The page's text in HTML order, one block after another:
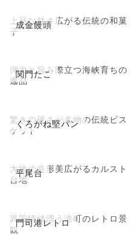
成金饅頭
上品な甘さ広がる伝統の和菓
子
関門たこ
弾力と旨み際立つ海峡育ちの
逸品
くろがね堅パン
驚きの硬さが名物の伝統ビス
ケット
平尾台
大地の造形美広がるカルスト
台地
門司港レトロ
異国情緒漂う港町のレトロ景
観